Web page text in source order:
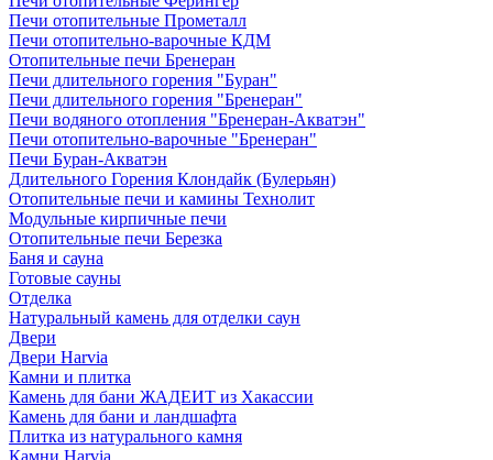
Печи отопительные Прометалл
Печи отопительно-варочные КДМ
Отопительные печи Бренеран
Печи длительного горения "Буран"
Печи длительного горения "Бренеран"
Печи водяного отопления "Бренеран-Акватэн"
Печи отопительно-варочные "Бренеран"
Печи Буран-Акватэн
Длительного Горения Клондайк (Булерьян)
Отопительные печи и камины Технолит
Модульные кирпичные печи
Отопительные печи Березка
Баня и сауна
Готовые сауны
Отделка
Натуральный камень для отделки саун
Двери
Двери Harvia
Камни и плитка
Камень для бани ЖАДЕИТ из Хакассии
Камень для бани и ландшафта
Плитка из натурального камня
Камни Harvia